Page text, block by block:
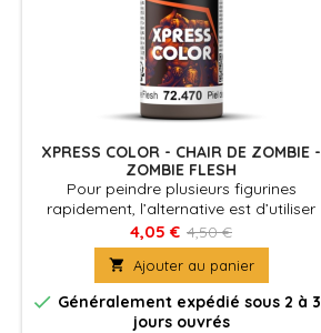
XPRESS COLOR - CHAIR DE ZOMBIE -
ZOMBIE FLESH
Pour peindre plusieurs figurines
rapidement, l’alternative est d’utiliser
Xpress Color, des couleurs mates avec
une formulation spécifique qui
permettent de peindre des figurines
facilement et rapidement
4,05 € 4,50 €
 Ajouter au panier
 Généralement expédié sous 2 à 3
jours ouvrés